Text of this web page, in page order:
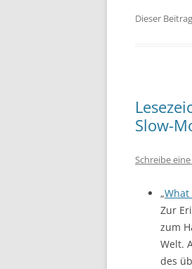
Dieser
Slow-
Schreibe
„
Zur
zum
Welt.
des